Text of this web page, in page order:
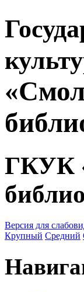
ГКУК
Версия для
Крупный Средний